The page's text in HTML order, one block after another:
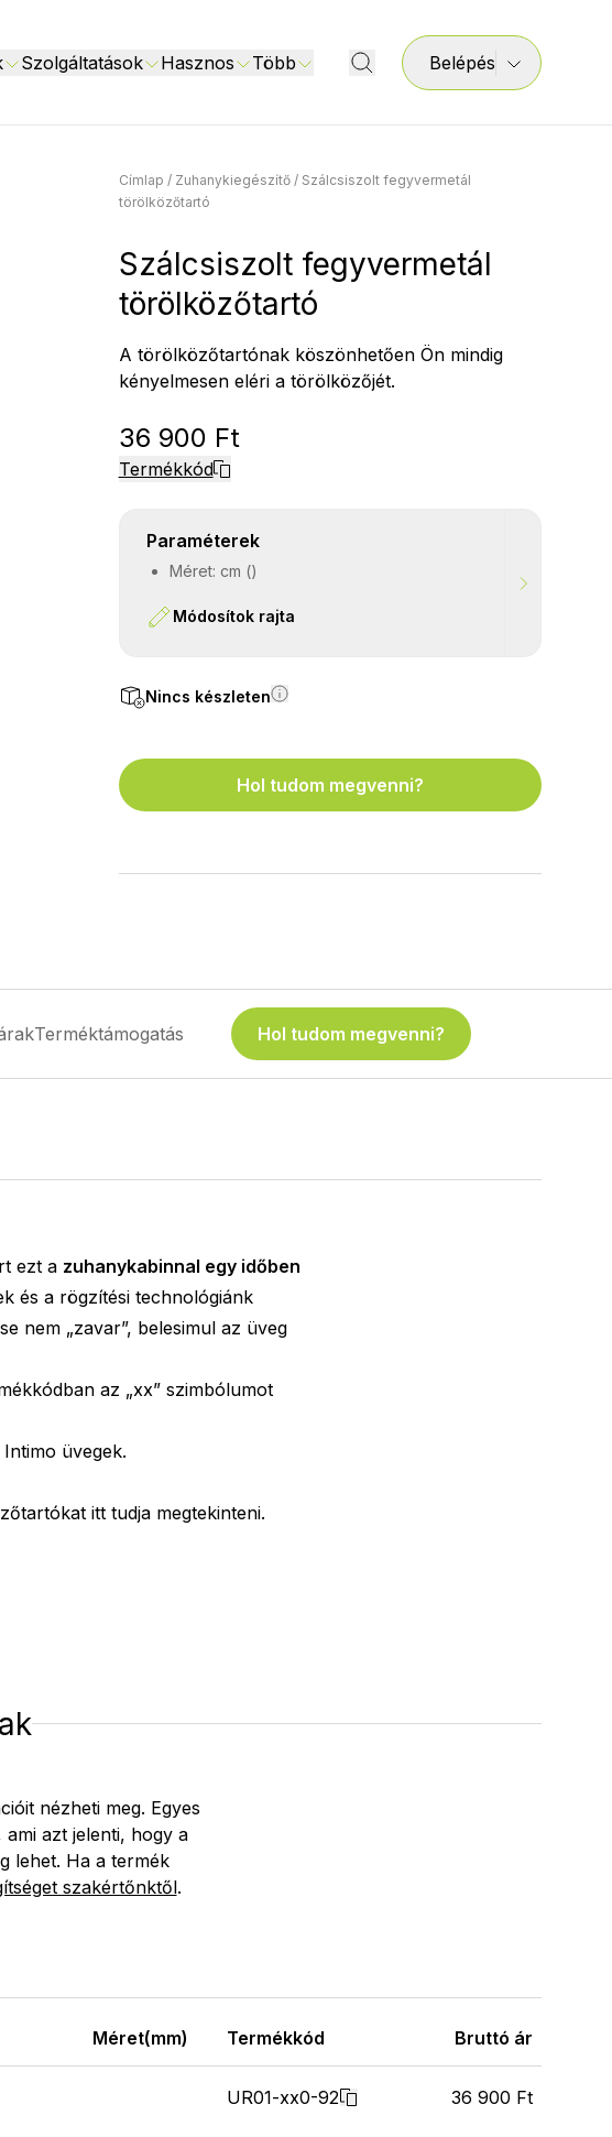
Szolgáltatások Hasznos Több Belépés
Címlap / Zuhanykiegészítő / Szálcsiszolt fegyvermetál
törölközőtartó
Szálcsiszolt fegyvermetál
törölközőtartó
A törölközőtartónak köszönhetően Ön mindig
kényelmesen eléri a törölközőjét.
36 900 Ft
Termékkód
Paraméterek
Méret: cm ()
Módosítok rajta
Nincs készleten
Hol tudom megvenni?
Terméktámogatás Hol tudom megvenni?
ezt a zuhanykabinnal egy időben
és a rögzítési technológiánk
nem „zavar”, belesimul az üveg
az „xx” szimbólumot
üvegek.
itt tudja megtekinteni.
nézheti meg. Egyes
azt jelenti, hogy a
lehet. Ha a termék
szakértőnktől.
Méret(mm) Termékkód Bruttó ár
UR01-xx0-92 36 900 Ft